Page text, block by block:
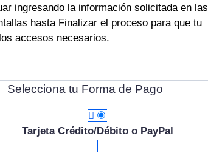
ingresando la información solicitada en las
hasta Finalizar el proceso para que tu
accesos necesarios.
Selecciona tu Forma de Pago
Tarjeta Crédito/Débito o PayPal